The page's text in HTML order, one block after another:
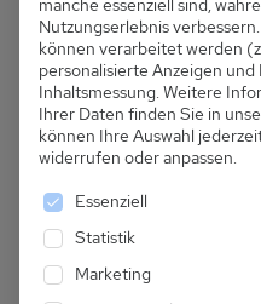
Anreise
Abreise
manche essenziell sind,
Nutzungserlebnis verbessern.
können verarbeitet werden
personalisierte Anzeigen
Inhaltsmessung. Weitere
Ihrer Daten finden Sie in
können Ihre Auswahl
widerrufen oder anpassen.
Es folgt eine Liste der
Essenziell
Statistik
Marketing